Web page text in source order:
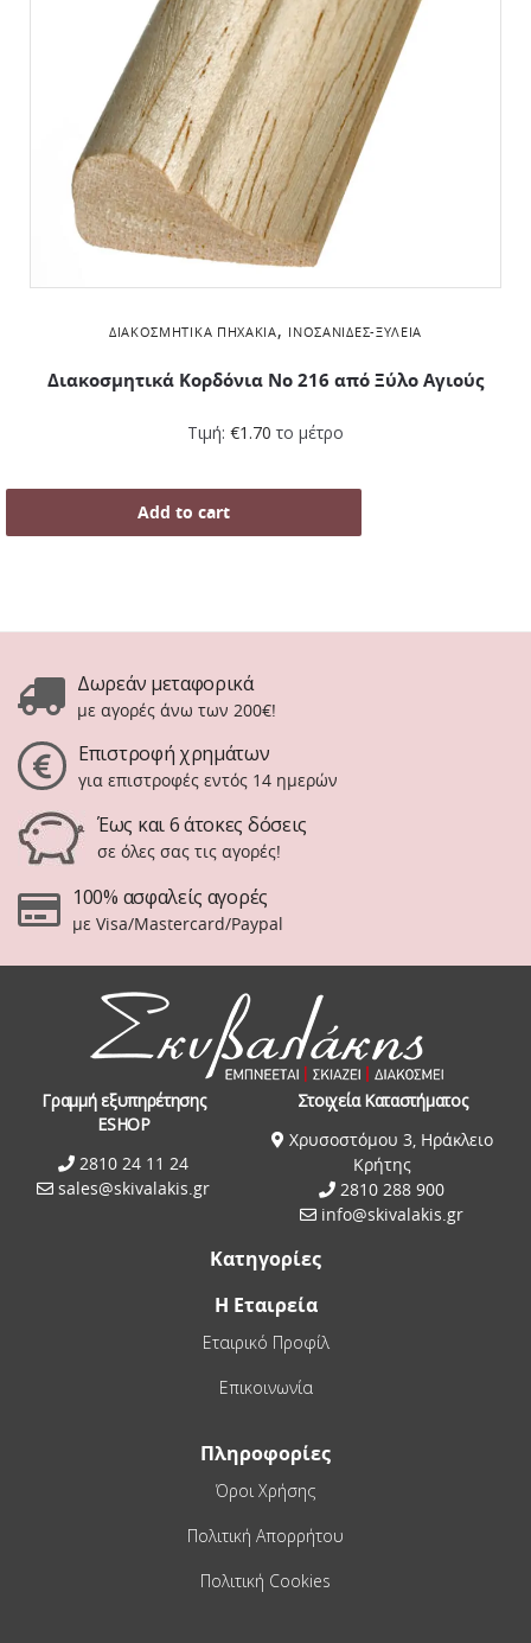
ΔΙΑΚΟΣΜΗΤΙΚΆ ΠΗΧΆΚΙΑ, ΙΝΟΣΑΝΊΔΕΣ-ΞΥΛΕΊΑ
Διακοσμητικά Kορδόνια Νο 216 από Ξύλο Αγιούς
Τιμή: €1.70 το μέτρο
Add to cart
Δωρεάν μεταφορικά
με αγορές άνω των 200€!
Επιστροφή χρημάτων
για επιστροφές εντός 14 ημερών
Έως και 6 άτοκες δόσεις
σε όλες σας τις αγορές!
100% ασφαλείς αγορές
με Visa/Mastercard/Paypal
Γραμμή εξυπηρέτησης
ESHOP
2810 24 11 24
sales@skivalakis.gr
Στοιχεία Καταστήματος
Χρυσοστόμου 3, Ηράκλειο
Κρήτης
2810 288 900
info@skivalakis.gr
Κατηγορίες
Η Εταιρεία
Εταιρικό Προφίλ
Επικοινωνία
Πληροφορίες
Όροι Χρήσης
Πολιτική Απορρήτου
Πολιτική Cookies